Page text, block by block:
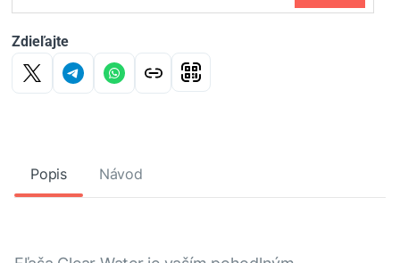
Zdieľajte
Popis Návod